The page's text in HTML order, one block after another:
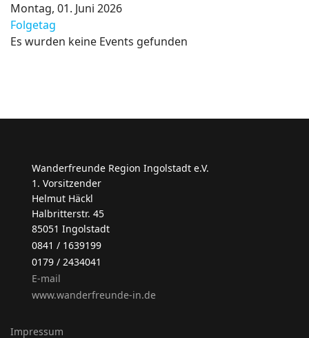
Montag, 01. Juni 2026
Folgetag
Es wurden keine Events gefunden
Wanderfreunde Region Ingolstadt e.V.
1. Vorsitzender
Helmut Häckl
Halbritterstr. 45
85051 Ingolstadt
0841 / 1639199
0179 / 2434041
E-mail
www.wanderfreunde-in.de
Impressum